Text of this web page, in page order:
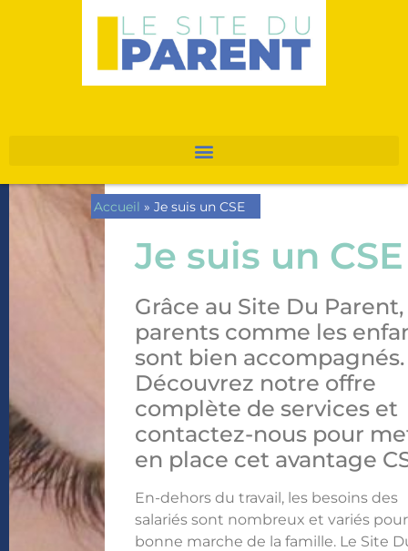
Accueil » Je suis un CSE
Je suis un CSE
Grâce au Site Du Parent,
parents comme les
sont bien accompagnés.
Découvrez notre offre
complète de services et
contactez-nous pour
en place cet avantage
En-dehors du travail, les besoins des
salariés sont nombreux et variés
bonne marche de la famille. Le Site